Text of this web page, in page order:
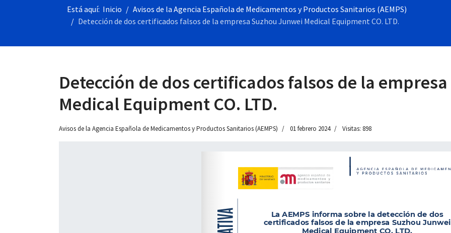
Está aquí: Inicio
Avisos de la Agencia Española de Medicamentos y Productos Sanitarios (AEMPS)
Detección de dos certificados falsos de la empresa Suzhou Junwei Medical Equipment CO. LTD.
Detección de dos certificados falsos de la
Medical Equipment CO. LTD.
Avisos de la Agencia Española de Medicamentos y Productos Sanitarios (AEMPS) 01 febrero 2024 Visitas: 898